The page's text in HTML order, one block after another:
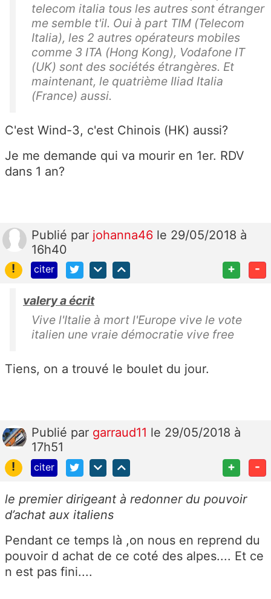
telecom italia tous les autres sont étranger
me semble t'il. Oui à part TIM (Telecom
Italia), les 2 autres opérateurs mobiles
comme 3 ITA (Hong Kong), Vodafone IT
(UK) sont des sociétés étrangères. Et
maintenant, le quatrième Iliad Italia
(France) aussi.
C'est Wind-3, c'est Chinois (HK) aussi?
Je me demande qui va mourir en 1er. RDV
dans 1 an?
Publié par johanna46 le 29/05/2018 à
16h40
!
citer + -
valery a écrit
Vive l'Italie à mort l'Europe vive le vote
italien une vraie démocratie vive free
Tiens, on a trouvé le boulet du jour.
Publié par garraud11 le 29/05/2018 à
17h51
!
citer + -
le premier dirigeant à redonner du pouvoir
d’achat aux italiens
Pendant ce temps là ,on nous en reprend du
pouvoir d achat de ce coté des alpes.... Et ce
n est pas fini....